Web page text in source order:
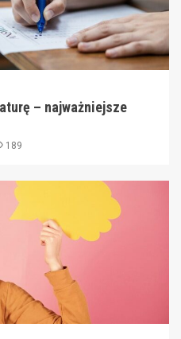
– najważniejsze
189